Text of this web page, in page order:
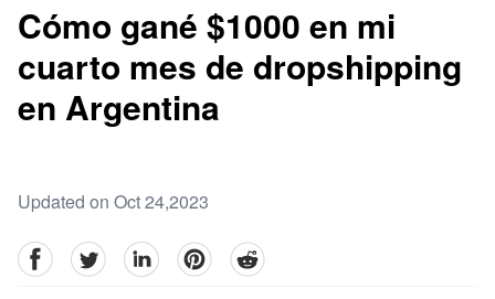
Cómo gané $1000 en mi
cuarto mes de dropshipping
en Argentina
Updated on Oct 24,2023
facebookTwitter linkedinpinterestreddit